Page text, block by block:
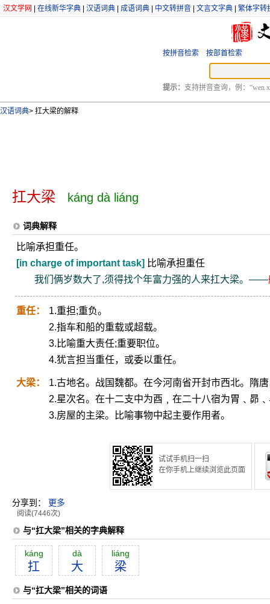
汉文学网 在线新华字典 汉语词典 成语词典 中文转拼音 文言文字典 繁体字转
按拼音检索 按部首检索
提示： 支持拼音查询，例：“wen
汉语词典> 扛大梁的解释
扛大梁 káng dà liáng
词典解释
比喻承担重任。
[in charge of important task] 比喻承担重任
我们俩岁数大了,须得找个年富力强的人来扛大梁。——
重任：
1.重担;重负。
2.指车和船的重载或超载。
3.比喻重大责任;重要职位。
4.犹言担当重任，或委以重任。
大梁：
1.古地名。战国魏都。在今河南省开封市西北。隋
2.星次名。在十二支中为酉﹐在二十八宿为胃﹑昴
3.房屋的主梁。比喻事物中起主要作用者。
试试手机扫一扫
在你手机上继续浏览此页面
分享到： 更多
阅读(7446次)
与“扛大梁”相关的字典解释
káng
扛
dà
大
liáng
梁
与“扛大梁”相关的词语